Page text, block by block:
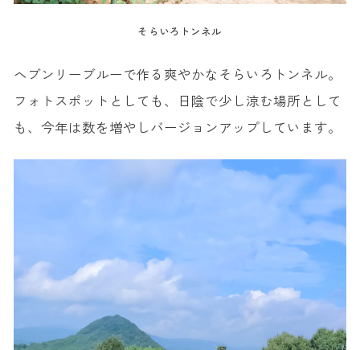
そらいろトンネル
ヘブンリーブルーで作る爽やかなそらいろトンネル。
フォトスポットとしても、日陰で少し涼む場所として
も、今年は数を増やしバージョンアップしています。